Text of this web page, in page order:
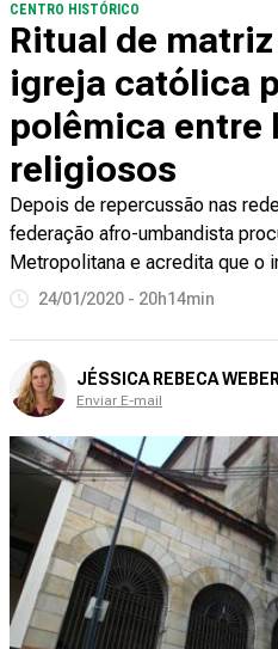
CENTRO HISTÓRICO
Ritual de
igreja católica
polêmica entre
religiosos
Depois de repercussão nas
federação afro-umbandista
Metropolitana e acredita que o
24/01/2020 - 20h14min
JÉSSICA REBECA WEBER
Enviar E-mail